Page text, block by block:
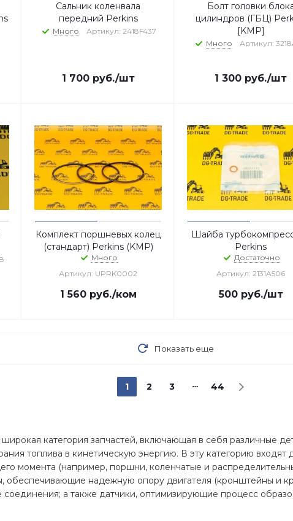
Сальник коленвала
передний Perkins
Много Артикул: 2418F437
1 700руб./шт
Болт головки
цилиндров (ГБЦ)
[KMP]
Много Артикул:
1 300 руб./шт
Комплект поршневых колец
(стандарт) Perkins (KMP)
Много
Артикул: UPRK0002
1 560руб./ком
Шайба
Perkins
Достаточно
Артикул: 2131A506
500руб./шт
Показать еще
1 2 3 44
категория запчастей, включающая в себя различные
топлива в кинетическую энергию. В эту категорию
момента (например, поршни, коленчатые и
обеспечивающие надежную опору двигателя (кронштейны и
соединения; а также датчики, оптимизирующие процесс